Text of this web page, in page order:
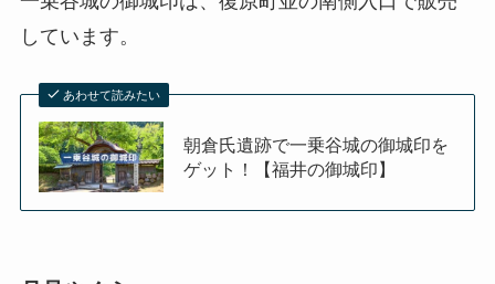
しています。
あわせて読みたい
朝倉氏遺跡で一乗谷城の御城印を
ゲット！【福井の御城印】